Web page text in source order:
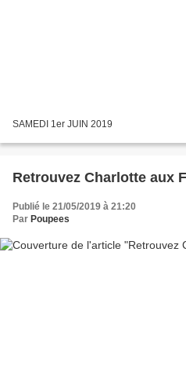
SAMEDI 1er JUIN 2019
Retrouvez Charlotte aux
Publié le 21/05/2019 à 21:20
Par Poupees